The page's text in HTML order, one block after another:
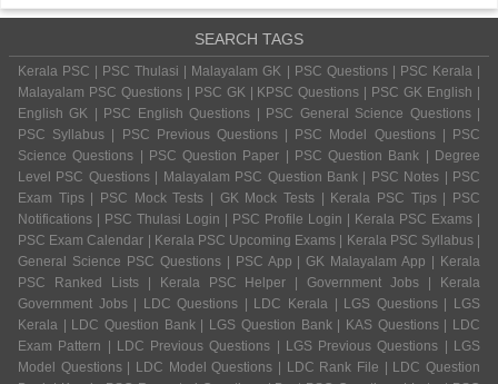
SEARCH TAGS
Kerala PSC | PSC Thulasi | Malayalam GK | PSC Questions | PSC Kerala |
Malayalam PSC Questions | PSC GK | KPSC Questions | PSC GK English |
English GK | PSC English Questions | PSC General Science Questions |
PSC Syllabus | PSC Previous Questions | PSC Model Questions | PSC
Science Questions | PSC Question Paper | PSC Question Bank | Degree
Level PSC Questions | Malayalam PSC Question Bank | PSC Notes | PSC
Exam Tips | PSC Mock Tests | GK Mock Tests | Kerala PSC Tips | PSC
Notifications | PSC Thulasi Login | PSC Profile Login | Kerala PSC Exams |
PSC Exam Calendar | Kerala PSC Upcoming Exams | Kerala PSC Syllabus |
General Science PSC Questions | PSC App | GK Malayalam App | Kerala
PSC Ranked Lists | Kerala PSC Helper | Government Jobs | Kerala
Government Jobs | LDC Questions | LDC Kerala | LGS Questions | LGS
Kerala | LDC Question Bank | LGS Question Bank | KAS Questions | LDC
Exam Pattern | LDC Previous Questions | LGS Previous Questions | LGS
Model Questions | LDC Model Questions | LDC Rank File | LDC Question